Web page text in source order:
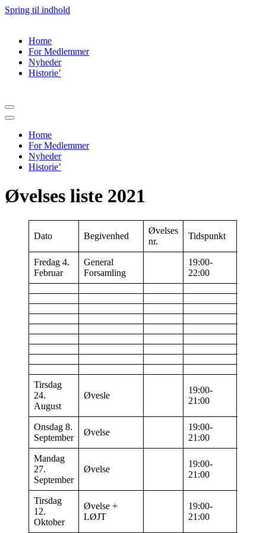
Spring til indhold
Home
For Medlemmer
Nyheder
Historie’
Navigation
menu
Navigation
Home
For Medlemmer
Nyheder
Historie’
Øvelses liste 2021
Dato Begivenhed
Øvelses
nr.
Tidspunkt
Fredag 4.
Februar
General
Forsamling
19:00-
22:00
Tirsdag
24.
August
Øvesle
19:00-
21:00
Onsdag 8.
September
Øvelse
19:00-
21:00
Mandag
27.
September
Øvelse
19:00-
21:00
Tirsdag
12.
Oktober
Øvelse +
LØJT
19:00-
21:00